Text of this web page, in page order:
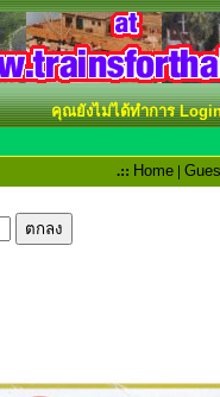
คุณยังไม่ได้ทำการ
.:: Home |